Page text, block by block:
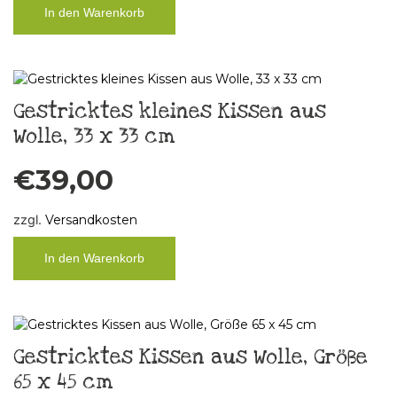
In den Warenkorb
Gestricktes kleines Kissen aus
Wolle, 33 x 33 cm
€39,00
zzgl. Versandkosten
In den Warenkorb
Gestricktes Kissen aus Wolle, Größe
65 x 45 cm